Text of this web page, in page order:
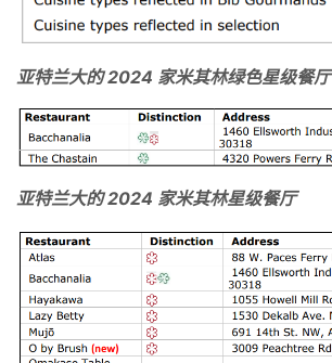
亚特兰大的 2024 家米其林绿色星级餐厅
亚特兰大的 2024 家米其林星级餐厅